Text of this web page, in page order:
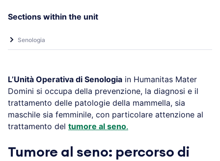
L’Unità Operativa di Senologia in Humanitas Mater
Domini si occupa della prevenzione, la diagnosi e il
trattamento delle patologie della mammella, sia
maschile sia femminile, con particolare attenzione al
trattamento del tumore al seno.
Tumore al seno: percorso di
Sections within the unit
Senologia